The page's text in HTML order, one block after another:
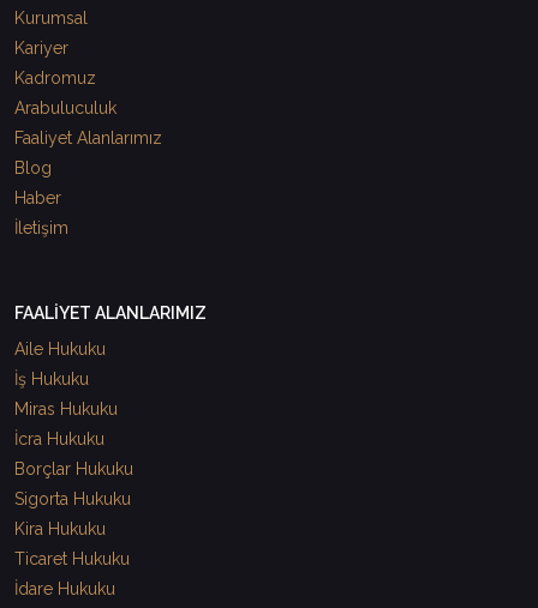
Kurumsal
Kariyer
Kadromuz
Arabuluculuk
Faaliyet Alanlarımız
Blog
Haber
İletişim
FAALİYET ALANLARIMIZ
Aile Hukuku
İş Hukuku
Miras Hukuku
İcra Hukuku
Borçlar Hukuku
Sigorta Hukuku
Kira Hukuku
Ticaret Hukuku
İdare Hukuku